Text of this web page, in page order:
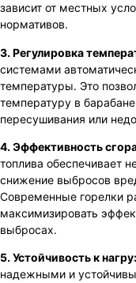
зависит от местных
нормативов.
3. Регулировка
системами
температуры. Это
температуру в
пересушивания или
4. Эффективность
топлива обеспечивает
снижение выбросов
Современные горелки
максимизировать
выбросах.
5. Устойчивость к
надежными и